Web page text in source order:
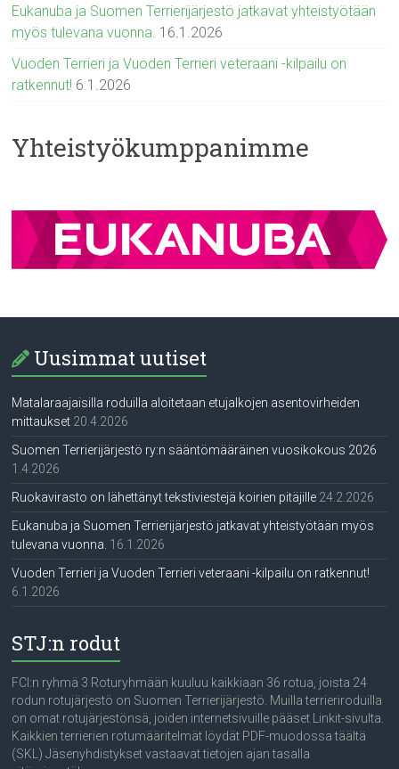
Eukanuba ja Suomen Terrierijärjestö jatkavat yhteistyötään
myös tulevana vuonna. 16.1.2026
Vuoden Terrieri ja Vuoden Terrieri veteraani -kilpailu on
ratkennut! 6.1.2026
Yhteistyökumppanimme
Uusimmat uutiset
Matalaraajaisilla roduilla aloitetaan etujalkojen asentovirheiden
mittaukset 20.4.2026
Suomen Terrierijärjestö ry:n sääntömääräinen vuosikokous 2026
1.4.2026
Ruokavirasto on lähettänyt tekstiviestejä koirien pitäjille 24.2.2026
Eukanuba ja Suomen Terrierijärjestö jatkavat yhteistyötään myös
tulevana vuonna. 16.1.2026
Vuoden Terrieri ja Vuoden Terrieri veteraani -kilpailu on ratkennut!
6.1.2026
STJ:n rodut
FCI:n ryhmä 3 Roturyhmään kuuluu kaikkiaan 36 rotua, joista 24
rodun rotujärjestö on Suomen Terrierijärjestö. Muilla terrieriroduilla
on omat rotujärjestönsä, joiden internetsivuille pääset Linkit-sivulta.
Kaikkien terrierien rotumääritelmät löydät PDF-muodossa täältä
(SKL) Jäsenyhdistykset vastaavat tietojen ajan tasalla